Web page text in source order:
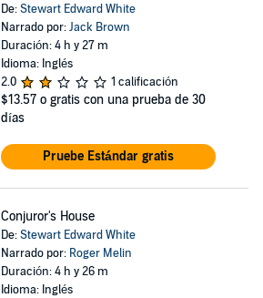
De:Stewart Edward White
Narrado por:Jack Brown
Duración: 4 h y 27 m
Idioma: Inglés
2.0
1 calificación
$13.57 o gratis con una prueba de 30
días
Pruebe Estándar gratis
Conjuror's House
De:Stewart Edward White
Narrado por: Roger Melin
Duración: 4 h y 26 m
Idioma: Inglés